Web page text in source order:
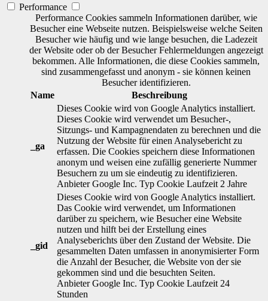
Performance
Performance Cookies sammeln Informationen darüber, wie
Besucher eine Webseite nutzen. Beispielsweise welche Seiten
Besucher wie häufig und wie lange besuchen, die Ladezeit
der Website oder ob der Besucher Fehlermeldungen angezeigt
bekommen. Alle Informationen, die diese Cookies sammeln,
sind zusammengefasst und anonym - sie können keinen
Besucher identifizieren.
Name
Beschreibung
_ga
Dieses Cookie wird von Google Analytics installiert.
Dieses Cookie wird verwendet um Besucher-,
Sitzungs- und Kampagnendaten zu berechnen und die
Nutzung der Website für einen Analysebericht zu
erfassen. Die Cookies speichern diese Informationen
anonym und weisen eine zufällig generierte Nummer
Besuchern zu um sie eindeutig zu identifizieren.
Anbieter Google Inc. Typ Cookie Laufzeit 2 Jahre
_gid
Dieses Cookie wird von Google Analytics installiert.
Das Cookie wird verwendet, um Informationen
darüber zu speichern, wie Besucher eine Website
nutzen und hilft bei der Erstellung eines
Analyseberichts über den Zustand der Website. Die
gesammelten Daten umfassen in anonymisierter Form
die Anzahl der Besucher, die Website von der sie
gekommen sind und die besuchten Seiten.
Anbieter Google Inc. Typ Cookie Laufzeit 24
Stunden